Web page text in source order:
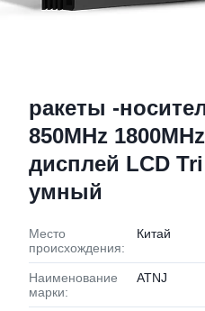
ракеты -
850MHz
дисплей LCD
умный
Место
происхождения:
Китай
Наименование
марки:
ATNJ